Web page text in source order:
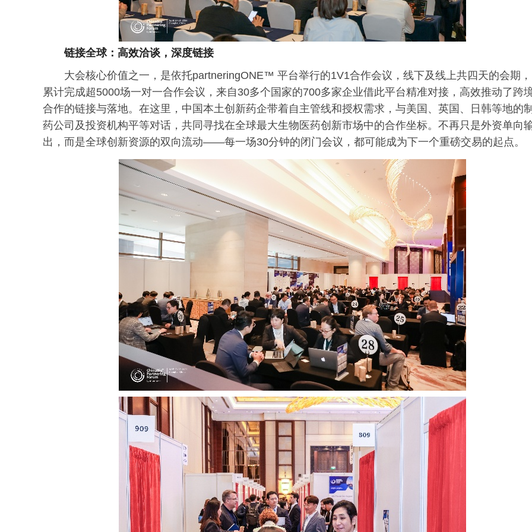
链接全球：高效洽谈，深度链接
大会核心价值之一，是依托partneringONE™ 平台举行的1V1合作会议，线下及线上共四天的会期，
累计完成超5000场一对一合作会议，来自30多个国家的700多家企业借此平台精准对接，高效推动了跨
合作的链接与落地。在这里，中国本土创新药企带着自主管线和授权需求，与美国、英国、日韩等地的制
药公司及投资机构平等对话，共同寻找在全球最大生物医药创新市场中的合作坐标。不再只是外资单向
出，而是全球创新资源的双向流动——每一场30分钟的闭门会议，都可能成为下一个重磅交易的起点。